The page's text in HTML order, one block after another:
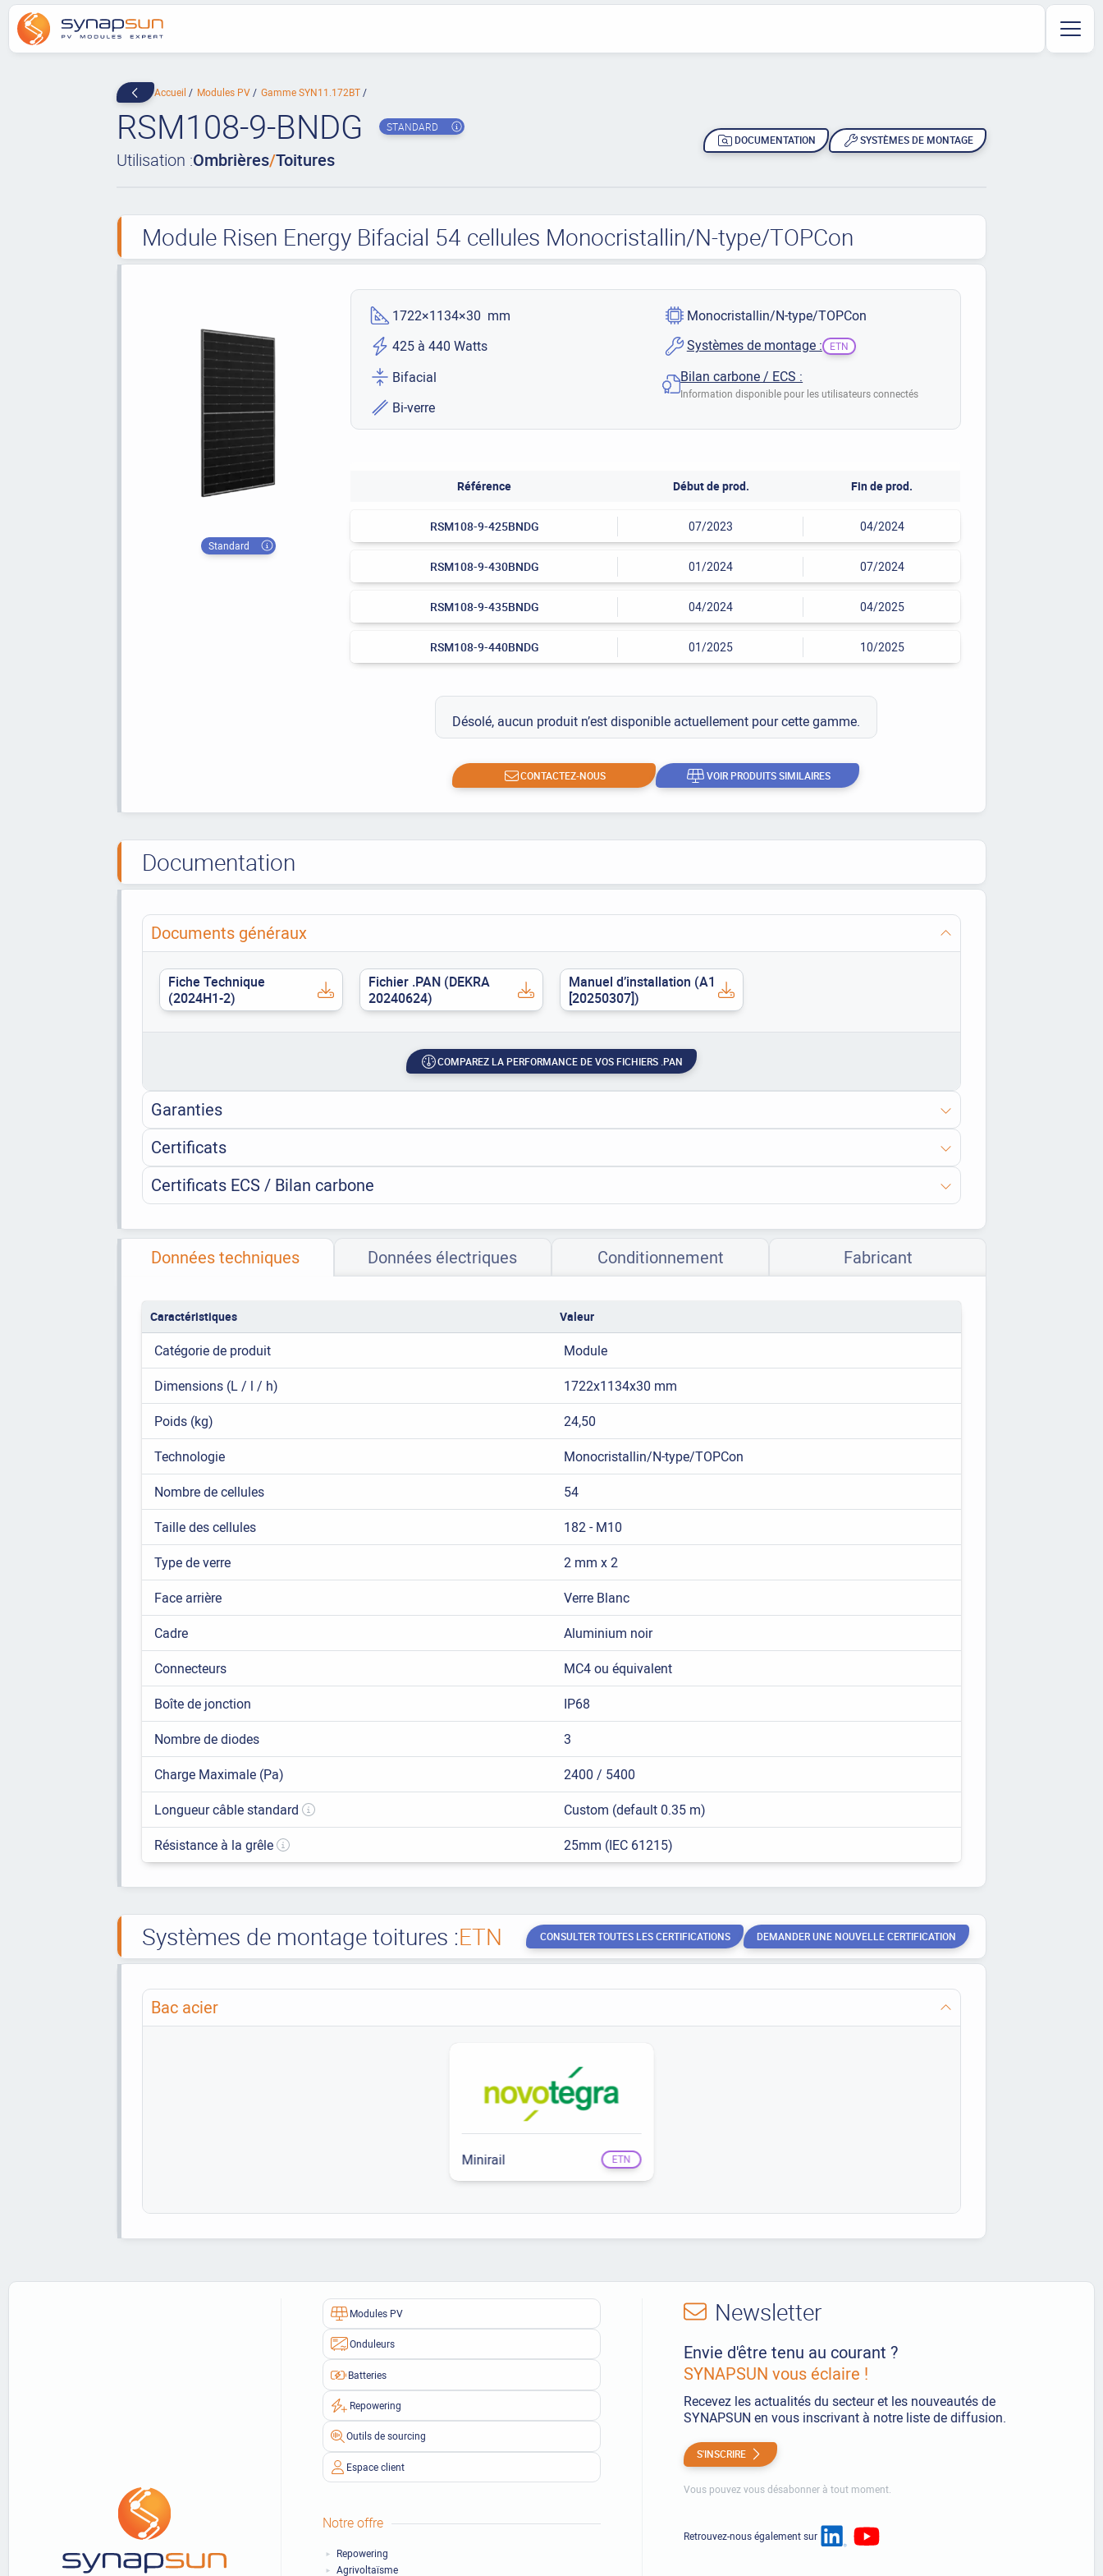
Accueil Modules PV Gamme SYN11.172BT
RSM108-9-BNDG STANDARD
Utilisation :Ombrières/Toitures
DOCUMENTATION SYSTÈMES DE MONTAGE
Module Risen Energy Bifacial 54 cellules Monocristallin/N-type/TOPCon
Standard
1722×1134×30 mm
425 à 440 Watts
Bifacial
Bi-verre
Monocristallin/N-type/TOPCon
Systèmes de montage :
ETN
Bilan carbone / ECS :
Information disponible pour les utilisateurs connectés
Référence Début de prod. Fin de prod.
RSM108-9-425BNDG 07/2023 04/2024
RSM108-9-430BNDG 01/2024 07/2024
RSM108-9-435BNDG 04/2024 04/2025
RSM108-9-440BNDG 01/2025 10/2025
Désolé, aucun produit n’est disponible actuellement pour cette gamme.
CONTACTEZ-NOUS VOIR PRODUITS SIMILAIRES
Documentation
Documents généraux
Fiche Technique
(2024H1-2)
Fichier .PAN (DEKRA
20240624)
Manuel d’installation (A1
[20250307])
COMPAREZ LA PERFORMANCE DE VOS FICHIERS .PAN
Garanties
Certificats
Certificats ECS / Bilan carbone
Données techniques Données électriques Conditionnement Fabricant
Caractéristiques Valeur
Catégorie de produit
Module
Dimensions (L / l / h)
1722x1134x30 mm
Poids (kg)
24,50
Technologie
Monocristallin/N-type/TOPCon
Nombre de cellules
54
Taille des cellules
182 - M10
Type de verre
2 mm x 2
Face arrière
Verre Blanc
Cadre
Aluminium noir
Connecteurs
MC4 ou équivalent
Boîte de jonction
IP68
Nombre de diodes
3
Charge Maximale (Pa)
2400 / 5400
Longueur câble standard
Custom (default 0.35 m)
Résistance à la grêle
25mm (IEC 61215)
Systèmes de montage toitures :ETN CONSULTER TOUTES LES CERTIFICATIONS DEMANDER UNE NOUVELLE CERTIFICATION
Bac acier
Minirail ETN
Modules PV
Onduleurs
Batteries
Repowering
Outils de sourcing
Espace client
Notre offre
Repowering
Agrivoltaïsme
Newsletter
Envie d'être tenu au courant ?
SYNAPSUN vous éclaire !
Recevez les actualités du secteur et les nouveautés de
SYNAPSUN en vous inscrivant à notre liste de diffusion.
S'INSCRIRE
Vous pouvez vous désabonner à tout moment.
Retrouvez-nous également sur